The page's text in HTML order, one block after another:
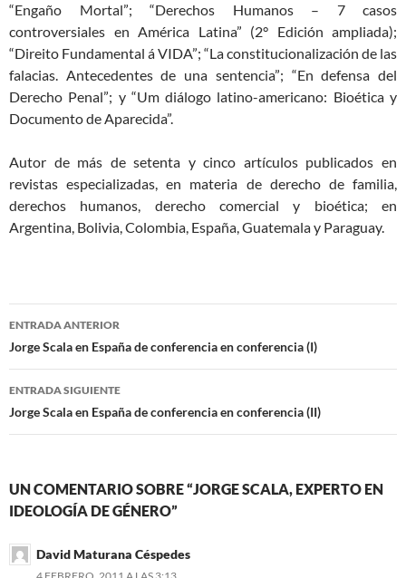
“Engaño Mortal”; “Derechos Humanos – 7 casos
controversiales en América Latina” (2° Edición ampliada);
“Direito Fundamental á VIDA”; “La constitucionalización de las
falacias. Antecedentes de una sentencia”; “En defensa del
Derecho Penal”; y “Um diálogo latino-americano: Bioética y
Documento de Aparecida”.
Autor de más de setenta y cinco artículos publicados en
revistas especializadas, en materia de derecho de familia,
derechos humanos, derecho comercial y bioética; en
Argentina, Bolivia, Colombia, España, Guatemala y Paraguay.
Navegación
de
entradas
ENTRADA ANTERIOR
Jorge Scala en España de conferencia en conferencia (I)
ENTRADA SIGUIENTE
Jorge Scala en España de conferencia en conferencia (II)
UN COMENTARIO SOBRE “JORGE SCALA, EXPERTO EN
IDEOLOGÍA DE GÉNERO”
David Maturana Céspedes